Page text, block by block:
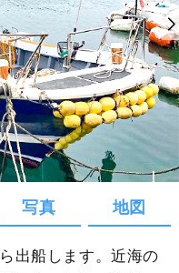
写真 地図
出船します。近海の